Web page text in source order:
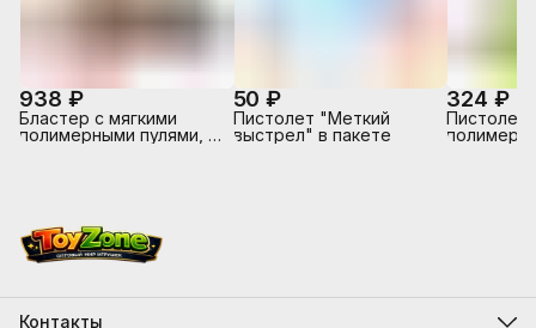
938 ₽
Бластер с мягкими
полимерными пулями, в
50 ₽
Пистолет "Меткий
выстрел" в пакете
324 ₽
Пистолет
Контакты